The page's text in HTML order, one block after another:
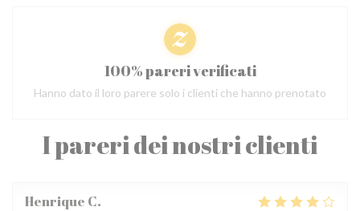
I pareri dei nostri clienti
Henrique C
100% pareri verificati
Hanno dato il loro parere solo i clienti che hanno prenotato